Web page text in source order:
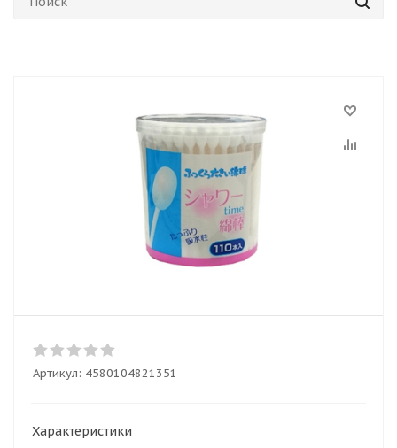
Артикул: 4580104821351
Характеристики